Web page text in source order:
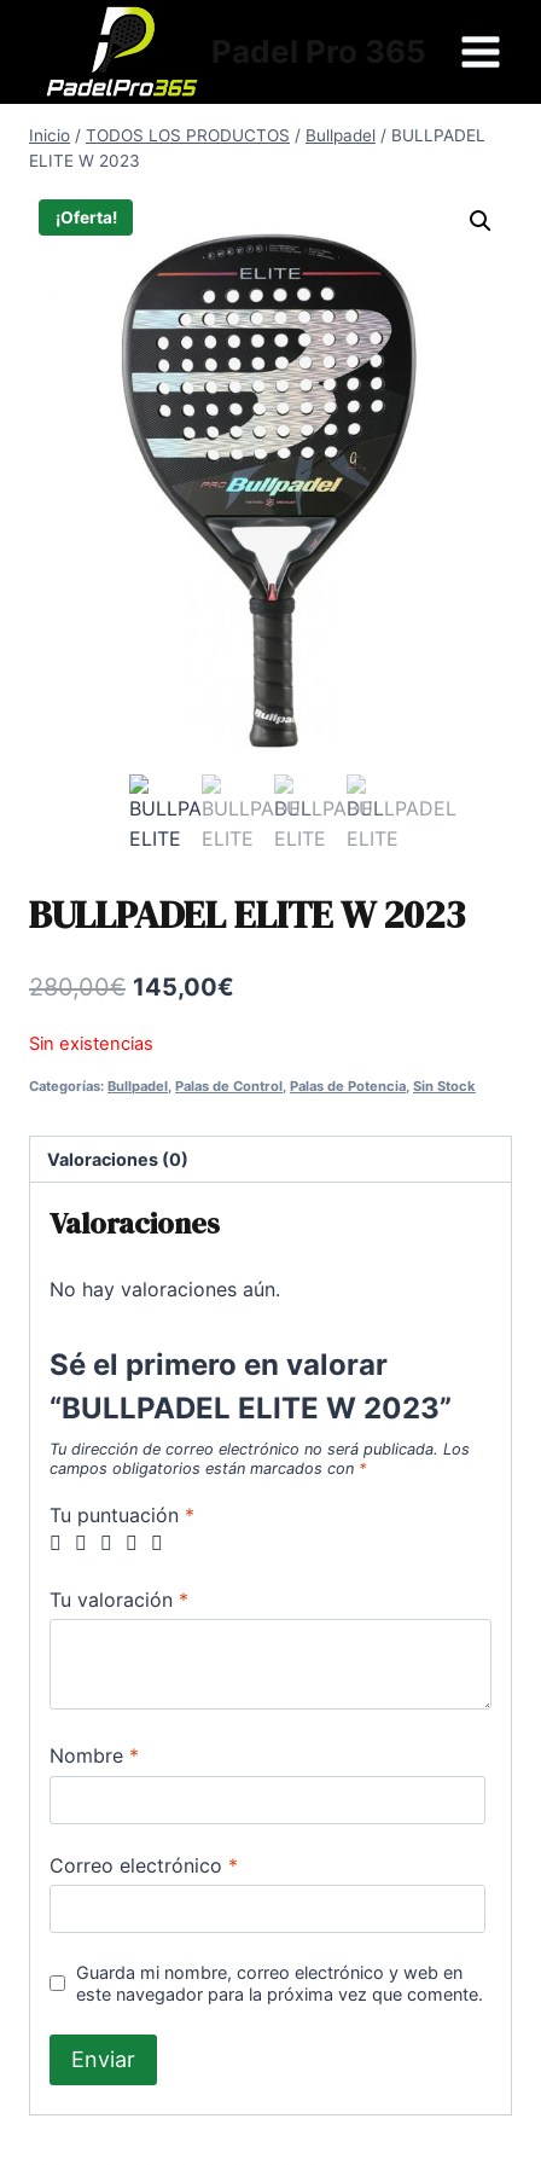
contenido
Inicio / TODOS LOS PRODUCTOS / Bullpadel / BULLPADEL
ELITE W 2023
¡Oferta!
BULLPADEL ELITE W 2023
280,00€ El
era:
280,00€.
145,00€
es:
145,00€.
Sin existencias
Categorías: Bullpadel, Palas de Control, Palas de Potencia, Sin Stock
Valoraciones (0)
Valoraciones
No hay valoraciones aún.
Sé el primero en valorar
“BULLPADEL ELITE W 2023”
Tu dirección de correo electrónico no será publicada. Los
campos obligatorios están marcados con *
Tu puntuación *
Tu valoración *
Nombre *
Correo electrónico *
Guarda mi nombre, correo electrónico y web en
este navegador para la próxima vez que comente.